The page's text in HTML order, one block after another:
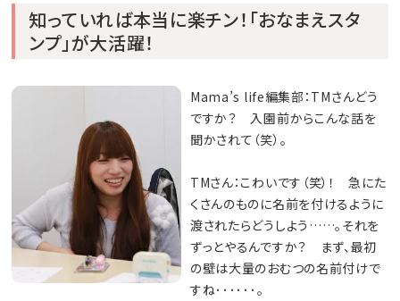
知っていれば本当に楽チン！「おなまえスタ
ンプ」が大活躍！
Mama’s life編集部：TMさんどう
ですか？ 入園前からこんな話を
聞かされて（笑）。
TMさん：こわいです（笑）！ 急にた
くさんのものに名前を付けるように
渡されたらどうしよう……。それを
ずっとやるんですか？ まず、最初
の壁は大量のおむつの名前付けで
すね･･････。